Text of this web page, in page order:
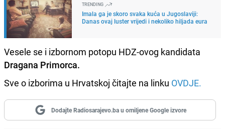
TRENDING
Imala ga je skoro svaka kuća u Jugoslaviji:
Danas ovaj luster vrijedi i nekoliko hiljada eura
Vesele se i izbornom potopu HDZ-ovog kandidata
Dragana Primorca.
Sve o izborima u Hrvatskoj čitajte na linku OVDJE.
Dodajte Radiosarajevo.ba u omiljene Google izvore